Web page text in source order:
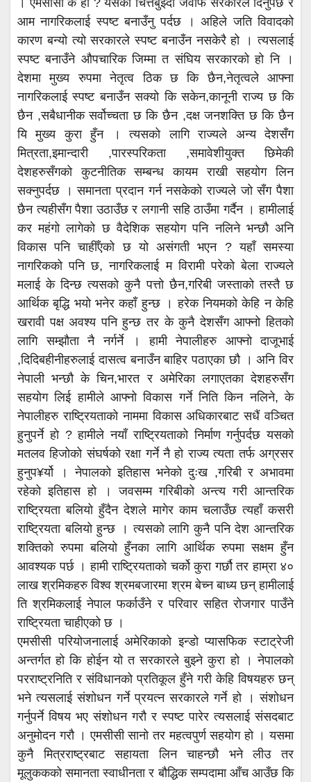
। एमसीसी के हो ? यसको चित्तबुझ्दो जवाफ सरकारले दिनुपर्छ र
आम नागरिकलाई स्पष्ट बनाउँनु पर्दछ । अहिले जति विवादको
कारण बन्यो त्यो सरकारले स्पष्ट बनाउँन नसकेरै हो । त्यसलाई
स्पष्ट बनाउँने औपचारिक जिम्मा त संघिय सरकारको हो नि ।
देशमा मुख्य रुपमा नेतृत्व ठिक छ कि छैन,नेतृत्वले आफ्ना
नागरिकलाई स्पष्ट बनाउँन सक्यो कि सकेन,कानूनी राज्य छ कि
छैन ,सबैधानीक सर्वोच्चता छ कि छैन ,दक्ष जनशक्ति छ कि छैन
यि मुख्य कुरा हुँन । त्यसको लागि राज्यले अन्य देशसँग
मित्रता,इमान्दारी ,पारस्परिकता ,समावेशीयुक्त छिमेकी
देशहरुसँगको कुटनीतिक सम्बन्ध कायम राखी सहयोग लिन
सक्नुपर्दछ । समानता प्रदान गर्न नसकेको राज्यले जो सँग पैशा
छैन त्यहीसँग पैशा उठाउँछ र लगानी सहि ठाउँमा गर्दैन । हामीलाई
कर महंगो लागेको छ वैदेशिक सहयोग पनि नलिने भन्छौ अनि
विकास पनि चाहीँएको छ यो असंगती भएन ? यहाँ समस्या
नागरिकको पनि छ, नागरिकलाई म विरामी परेको बेला राज्यले
मलाई के दिन्छ त्यसको कुनै पत्तो छैन,गरिबी जस्ताको तस्तै छ
आर्थिक बृद्धि भयो भनेर कहाँ हुन्छ । हरेक नियमको केहि न केहि
खरावी पक्ष अवश्य पनि हुन्छ तर के कुनै देशसँग आफ्नो हितको
लागि सम्झौता नै नर्गर्ने । हामी नेपालीहरु आफ्नो दाजूभाई
,दिदिबहीनीहरुलाई दासत्व बनाउँन बाहिर पठाएका छौ । अनि विर
नेपाली भन्छौ के चिन,भारत र अमेरिका लगाएतका देशहरुसँग
सहयोग लिई हामीले आफ्नो विकास गर्ने निति किन नलिने, के
नेपालीहरु राष्ट्रियताको नाममा विकास अधिकारबाट सधैं वञ्चित
हुनुपर्ने हो ? हामीले नयाँ राष्ट्रियताको निर्माण गर्नुपर्दछ यसको
मतलव हिजोको संघर्षको रक्षा गर्ने नै हो राज्य त्यता तर्फ अग्रसर
हुनुप¥र्यो । नेपालको इतिहास भनेको दुःख ,गरिबी र अभावमा
रहेको इतिहास हो । जवसम्म गरिबीको अन्त्य गरी आन्तरिक
राष्ट्रियता बलियो हुँदैन देशले मागेर काम चलाउँछ त्यहाँ कसरी
राष्ट्रियता बलियो हुन्छ । त्यसको लागि कुनै पनि देश आन्तरिक
शक्तिको रुपमा बलियो हुँनका लागि आर्थिक रुपमा सक्षम हुँन
आवश्यक पर्छ । हामी राष्ट्रियताको चर्को कुरा गर्छौ तर हाम्रा ४०
लाख श्रमिकहरु विश्व श्रमबजारमा श्रम बेच्न बाध्य छन् हामीलाई
ति श्रमिकलाई नेपाल फर्काउँने र परिवार सहित रोजगार पाउँने
राष्ट्रियता चाहीएको छ ।
एमसीसी परियोजनालाई अमेरिकाको इन्डो प्यासफिक स्टाट्रेजी
अन्तर्गत हो कि होईन यो त सरकारले बुझ्ने कुरा हो । नेपालको
परराष्ट्रनिति र संविधानको प्रतिकूल हुँने गरी केहि विषयहरु छन्
भने त्यसलाई संशोधन गर्ने प्रयत्न सरकारले गर्ने हो । संशोधन
गर्नुपर्ने विषय भए संशोधन गरौ र स्पष्ट पारेर त्यसलाई संसदबाट
अनुमोदन गरौ । एमसीसी सानो तर महत्वपुर्ण सहयोग हो । यसमा
कुनै मित्रराष्ट्रबाट सहायता लिन चाहन्छौ भने लीउ तर
मूलुककको समानता स्वाधीनता र बौद्धिक सम्पदामा आँच आउँछ कि